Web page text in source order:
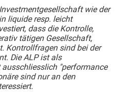
wie der
liquide resp. leicht
dass die Kontrolle,
tätigen Gesellschaft,
Kontrollfragen sind bei der
Die ALP ist als
"performance
sind nur an den